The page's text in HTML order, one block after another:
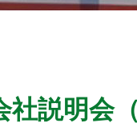
社説明会